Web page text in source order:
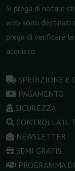
Si prega di notare
web sono destinati
prega di verificare
acquisto.
SPEDIZIONE E
PAGAMENTO
SICUREZZA
CONTROLLA IL
NEWSLETTER
SEMI GRATIS
PROGRAMMA